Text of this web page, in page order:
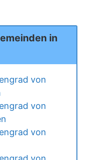
in
von
von
von